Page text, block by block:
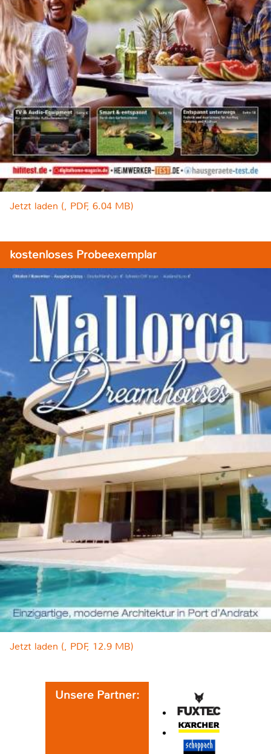
Jetzt laden (, PDF, 6.04 MB)
kostenloses Probeexemplar
Jetzt laden (, PDF, 12.9 MB)
Unsere Partner: